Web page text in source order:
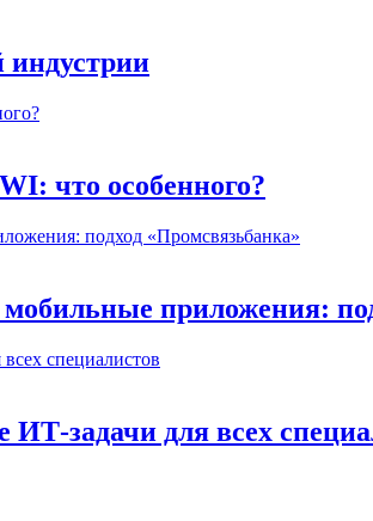
индустрии
что особенного?
приложения:
задачи для всех